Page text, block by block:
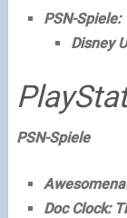
PSN-Spiele:
Disney
PSN-Spiele
Doc Clock: